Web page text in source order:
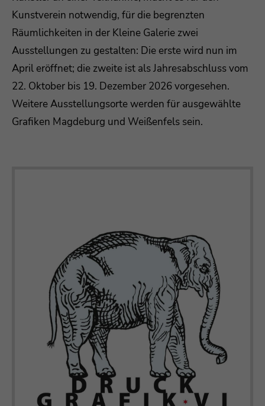
Kunstverein notwendig, für die begrenzten
Räumlichkeiten in der Kleine Galerie zwei
Ausstellungen zu gestalten: Die erste wird nun im
April eröffnet; die zweite ist als Jahresabschluss vom
22. Oktober bis 19. Dezember 2026 vorgesehen.
Weitere Ausstellungsorte werden für ausgewählte
Grafiken Magdeburg und Weißenfels sein.